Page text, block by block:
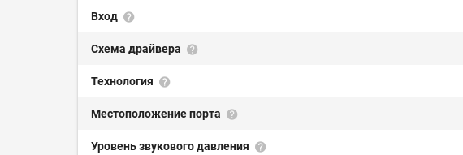
Вход
Схема драйвера
Технология
Местоположение порта
Уровень звукового давления